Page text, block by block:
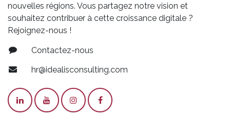
nouvelles régions. Vous partagez notre vision et
souhaitez contribuer à cette croissance digitale ?
Rejoignez-nous !
Contactez-nous
hr@idealisconsulting.com